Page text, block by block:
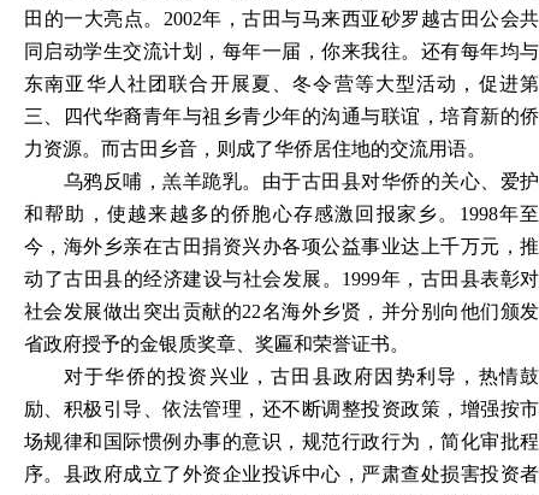
田的一大亮点。2002年，古田与马来西亚砂罗越古田公会共
同启动学生交流计划，每年一届，你来我往。还有每年均与
东南亚华人社团联合开展夏、冬令营等大型活动，促进第
三、四代华裔青年与祖乡青少年的沟通与联谊，培育新的侨
力资源。而古田乡音，则成了华侨居住地的交流用语。
乌鸦反哺，羔羊跪乳。由于古田县对华侨的关心、爱护
和帮助，使越来越多的侨胞心存感激回报家乡。 1998年至
今，海外乡亲在古田捐资兴办各项公益事业达上千万元，推
动了古田县的经济建设与社会发展。1999年，古田县表彰对
社会发展做出突出贡献的22名海外乡贤，并分别向他们颁发
省政府授予的金银质奖章、奖匾和荣誉证书。
对于华侨的投资兴业，古田县政府因势利导，热情鼓
励、积极引导、依法管理，还不断调整投资政策，增强按市
场规律和国际惯例办事的意识，规范行政行为，简化审批程
序。县政府成立了外资企业投诉中心，严肃查处损害投资者